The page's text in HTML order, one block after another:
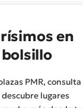
en
PMR, consulta
lugares